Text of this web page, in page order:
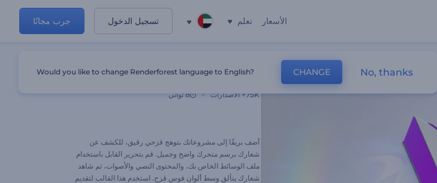
الأسعار تعلم تسجيل الدخول جرب مجانًا
75K+ الاصدارات 8 ثواني
أضف بريقًا إلى مشروعاتك بتوهج قزحي رقيق، للكشف عن
شعارك برسم متحرك واضح وجميل. قم بتحرير القابل باستخدام
ملف الوسائط الخاص بك، والمحتوى النصي والأصوات، ثم شاهد
شعارك يتألق وسط ألوان قوس قزح. استخدم هذا القالب لتقديم
Would you like to change Renderforest language to English? CHANGE No, thanks